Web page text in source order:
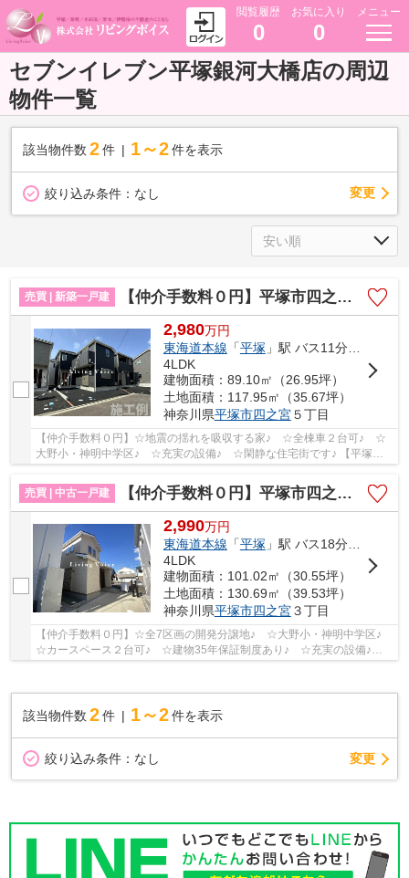
閲覧履歴
0
お気に入り
0
メニュー
セブンイレブン平塚銀河大橋店の周辺
物件一覧
該当物件数 2件 1～2 件を表示
絞り込み条件： なし 変更
売買 | 新築一戸建 【仲介手数料０円】平塚市四之宮第28 新築一戸建て 全4棟
2,980万円
東海道本線 「平塚」駅 バス11分 「前鳥神社前」 停歩1分
4LDK
建物面積：89.10㎡（26.95坪）
土地面積：117.95㎡（35.67坪）
神奈川県平塚市四之宮５丁目
【仲介手数料０円】☆地震の揺れを吸収する家♪ ☆全棟車２台可♪ ☆
大野小・神明中学区♪ ☆充実の設備♪ ☆閑静な住宅街です♪ 【平塚市
売買 | 中古一戸建
【仲介手数料０円】平塚市四之宮3丁目 中古一戸建て 4号棟
2,990万円
東海道本線 「平塚 」駅 バス18分 「小松電子前」 停歩5分
4LDK
建物面積：101.02㎡（30.55坪）
土地面積：130.69㎡（39.53坪）
神奈川県平塚市四之宮３丁目
【仲介手数料０円】☆全7区画の開発分譲地♪ ☆大野小・神明中学区♪
☆カースペース２台可♪ ☆建物35年保証制度あり♪ ☆充実の設備♪
該当物件数 2件 1～2 件を表示
絞り込み条件： なし 変更